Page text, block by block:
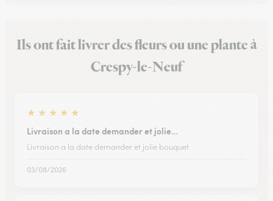
Ils ont fait livrer des fleurs ou une plante à
Crespy-le-Neuf
★ ★ ★ ★ ★
Livraison a la date demander et jolie…
Livraison a la date demander et jolie bouquet
03/08/2026